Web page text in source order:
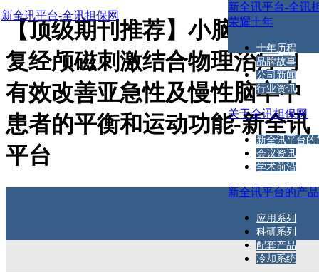
【顶级期刊推荐】小脑itbs重
复经颅磁刺激结合物理治疗可
有效改善亚急性及慢性脑卒中
患者的平衡和运动功能-新全讯
平台
新全讯平台-全讯担保网
新全讯平台-全讯
荣耀十年
十年历程
品牌故事
公司新闻
行业资讯
关于全讯担保网
新全讯平台的
会议资讯
学术前沿
新全讯平台的产
应用系列
科研系列
配套产品
冷却系统